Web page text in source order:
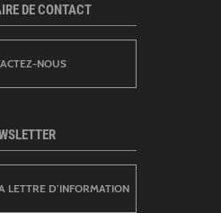
DE CONTACT
NOUS
LETTRE D’INFORMATION